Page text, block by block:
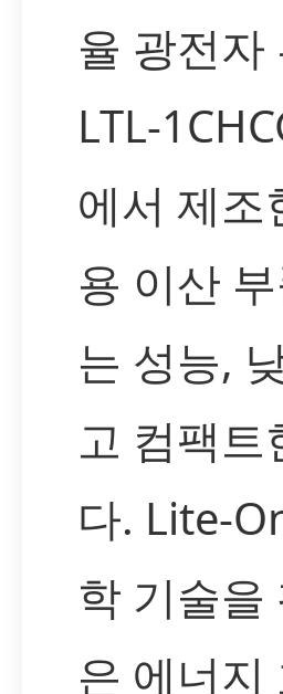
율 광전자
LTL-
에서 제조
용 이산
는 성능,
고 컴팩
다. Lite-
학 기술을
은 에너지